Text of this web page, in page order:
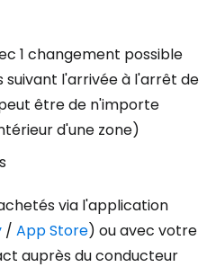
1 changement possible
suivant l'arrivée à l'arrêt de
être de n'importe
d'une zone)
via l'application
/ App Store) ou avec votre
auprès du conducteur